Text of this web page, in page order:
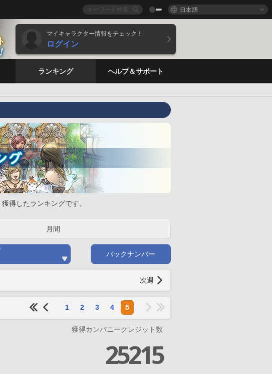
日本語
マイキャラクター情報をチェック！
ログイン
ランキング ヘルプ＆サポート
得したランキングです。
月間
バックナンバー
次週
1 2 3 4 5
獲得カンパニークレジット数
25215